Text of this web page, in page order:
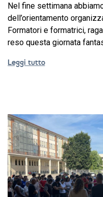
Nel fine settimana
dell’orientamento
Formatori e formatrici,
reso questa giornata
Leggi tutto